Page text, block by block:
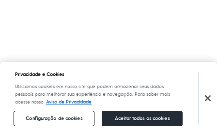
Privacidade e Cookies
Utilizamos cookies em nosso site que podem armazenar seus dados
pessoais para melhorar sua experiência e navegação. Para saber mais
acesse nosso Aviso de Privacidade
Configuração de cookies Aceitar todos os cookies